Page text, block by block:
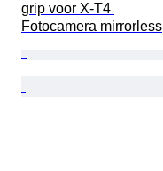
grip voor X-T4
Fotocamera mirrorless